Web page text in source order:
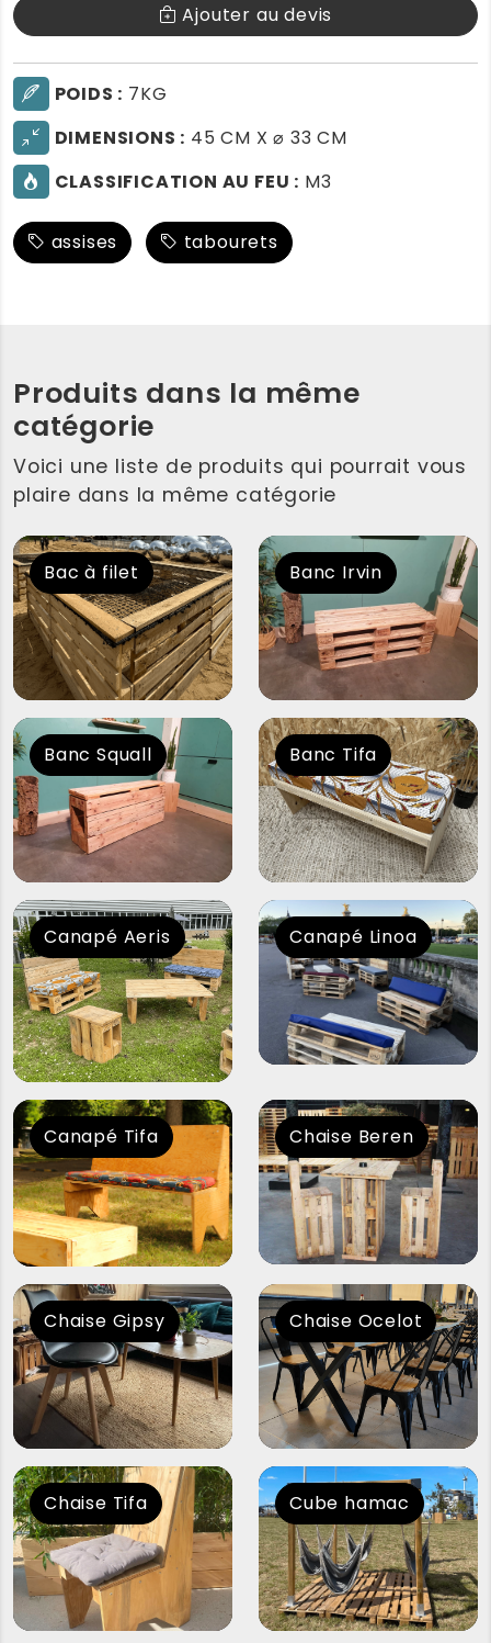
Ajouter au devis
POIDS : 7KG
DIMENSIONS : 45 CM X ⌀ 33 CM
CLASSIFICATION AU FEU : M3
assises tabourets
Produits dans la même
catégorie
Voici une liste de produits qui pourrait vous
plaire dans la même catégorie
Bac à filet Banc Irvin
Banc Squall Banc Tifa
Canapé Aeris Canapé Linoa
Canapé Tifa Chaise Beren
Chaise Gipsy Chaise Ocelot
Chaise Tifa Cube hamac